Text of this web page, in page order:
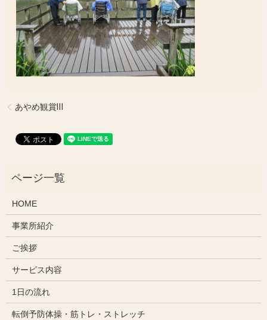
あやめ観賞Ⅲ
HOME
事業所紹介
ご挨拶
サービス内容
1日の流れ
転倒予防体操・筋トレ・ストレッチ